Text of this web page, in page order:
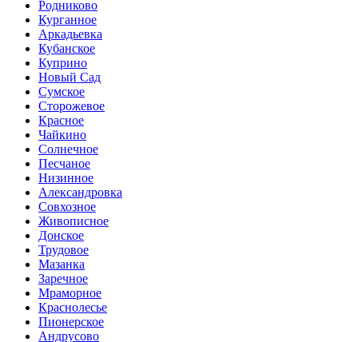
Родниково
Курганное
Аркадьевка
Кубанское
Куприно
Новый Сад
Сумское
Сторожевое
Красное
Чайкино
Солнечное
Песчаное
Низинное
Александровка
Совхозное
Живописное
Донское
Трудовое
Мазанка
Заречное
Мраморное
Краснолесье
Пионерское
Андрусово